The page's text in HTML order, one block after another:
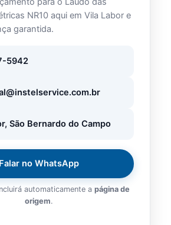
NR10 aqui em Vila Labor e
garantida.
5942
São Bernardo do Campo
Falar no WhatsApp
automaticamente a página de
origem.